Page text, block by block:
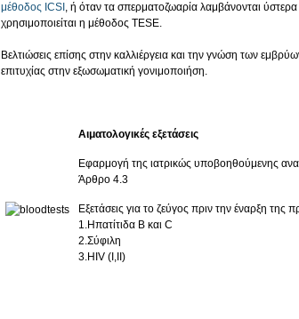
μέθοδος ICSI , ή όταν τα σπερματοζωαρία λαμβάνονται
χρησιμοποιείται η μέθοδος TESE.
Βελτιώσεις επίσης στην καλλιέργεια και την γνώση των
επιτυχίας στην εξωσωματική γονιμοποιήση.
Αιματολογικές εξετάσεις
Εφαρμογή της ιατρικώς υποβοηθούμενης
Άρθρο 4.3
Εξετάσεις για το ζεύγος πριν την έναρξη της
1.Ηπατίτιδα B και C
2.Σύφιλη
3.HIV (I,II)